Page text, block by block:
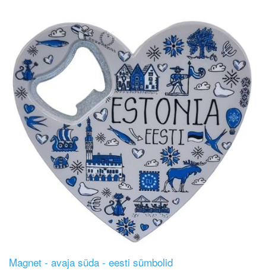
Magnet - avaja süda - eesti sümbolid